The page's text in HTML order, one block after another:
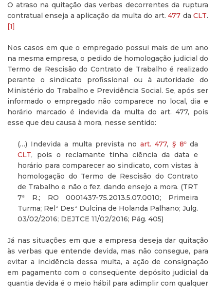
O atraso na quitação das verbas decorrentes da ruptura
contratual enseja a aplicação da multa do art.477 daCLT.
[1]
Nos casos em que o empregado possui mais de um ano
na mesma empresa, o pedido de homologação judicial do
Termo de Rescisão do Contrato de Trabalho é realizado
perante o sindicato profissional ou à autoridade do
Ministério do Trabalho e Previdência Social. Se, após ser
informado o empregado não comparece no local, dia e
horário marcado é indevida da multa do art. 477, pois
esse que deu causa à mora, nesse sentido:
(…) Indevida a multa prevista noart.477, § 8ºda
CLT, pois o reclamante tinha ciência da data e
horário para comparecer ao sindicato, com vistas à
homologação do Termo de Rescisão do Contrato
de Trabalho e não o fez, dando ensejo a mora. (TRT
7ª R.; RO 0001437-75.2013.5.07.0010; Primeira
Turma; Relª Desª Dulcina de Holanda Palhano; Julg.
03/02/2016; DEJTCE 11/02/2016; Pág. 405)
Já nas situações em que a empresa deseja dar quitação
às verbas que entende devida, mas não consegue, para
evitar a incidência dessa multa, a ação de consignação
em pagamento com o conseqüente depósito judicial da
quantia devida é o meio hábil para adimplir com qualquer